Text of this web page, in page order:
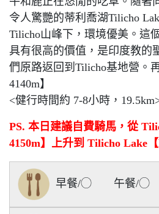
令人驚艷的蒂利喬湖Tilicho
Tilicho山峰下，環境優美。這
具有很高的價值，是印度教的
們原路返回到Tilicho基地營。
4140m】
<健行時間約 7-8小時，
PS. 本日建議自費騎馬，從
4150m】上升到 Tilicho Lake【
早餐/◯ 午餐/◯